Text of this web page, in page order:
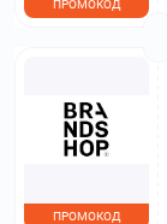
ПРОМОКОД
ПРОМОКОД